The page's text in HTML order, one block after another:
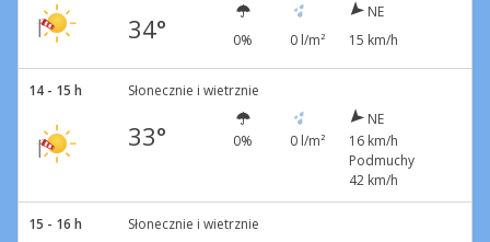
34° 0% 0 l/m²
NE
15 km/h
14 - 15 h Słonecznie i wietrznie
33° 0% 0 l/m²
NE
16 km/h
Podmuchy
42 km/h
15 - 16 h Słonecznie i wietrznie